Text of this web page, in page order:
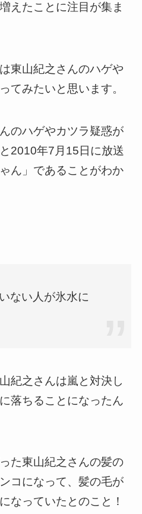
えたことに注目が集ま
東山紀之さんのハゲや
てみたいと思います。
のハゲやカツラ疑惑が
2010年7月15日に放送
ん」であることがわか
ない人が氷水に
紀之さんは嵐と対決し
落ちることになったん
た東山紀之さんの髪の
コになって、髪の毛が
なっていたとのこと！